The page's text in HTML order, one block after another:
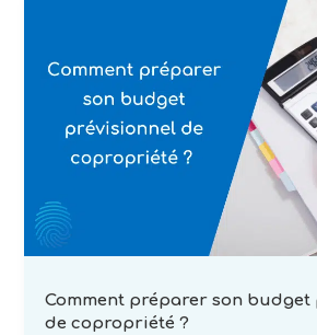
Comment préparer son budget
de copropriété ?